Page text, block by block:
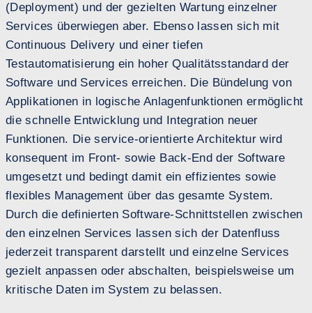
(Deployment) und der gezielten Wartung einzelner
Services überwiegen aber. Ebenso lassen sich mit
Continuous Delivery und einer tiefen
Testautomatisierung ein hoher Qualitätsstandard der
Software und Services erreichen. Die Bündelung von
Applikationen in logische Anlagenfunktionen ermöglicht
die schnelle Entwicklung und Integration neuer
Funktionen. Die service-orientierte Architektur wird
konsequent im Front- sowie Back-End der Software
umgesetzt und bedingt damit ein effizientes sowie
flexibles Management über das gesamte System.
Durch die definierten Software-Schnittstellen zwischen
den einzelnen Services lassen sich der Datenfluss
jederzeit transparent darstellt und einzelne Services
gezielt anpassen oder abschalten, beispielsweise um
kritische Daten im System zu belassen.